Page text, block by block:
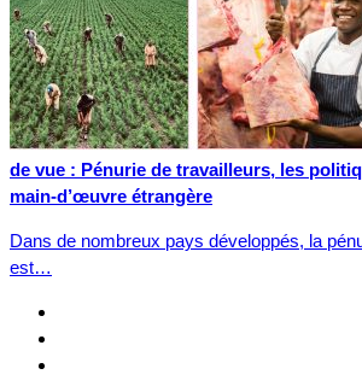
de vue : Pénurie de travailleurs, les
main-d’œuvre étrangère
Dans de nombreux pays développés, la
est…